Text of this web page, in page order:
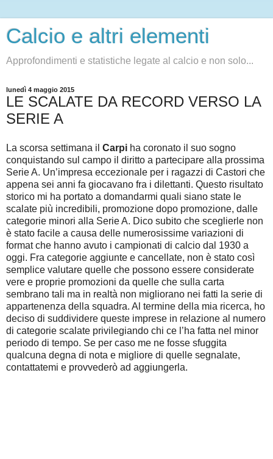
Calcio e altri elementi
Approfondimenti e statistiche legate al calcio e non solo...
lunedì 4 maggio 2015
LE SCALATE DA RECORD VERSO LA
SERIE A
La scorsa settimana il Carpi ha coronato il suo sogno
conquistando sul campo il diritto a partecipare alla prossima
Serie A. Un’impresa eccezionale per i ragazzi di Castori che
appena sei anni fa giocavano fra i dilettanti. Questo risultato
storico mi ha portato a domandarmi quali siano state le
scalate più incredibili, promozione dopo promozione, dalle
categorie minori alla Serie A. Dico subito che sceglierle non
è stato facile a causa delle numerosissime variazioni di
format che hanno avuto i campionati di calcio dal 1930 a
oggi. Fra categorie aggiunte e cancellate, non è stato così
semplice valutare quelle che possono essere considerate
vere e proprie promozioni da quelle che sulla carta
sembrano tali ma in realtà non migliorano nei fatti la serie di
appartenenza della squadra. Al termine della mia ricerca, ho
deciso di suddividere queste imprese in relazione al numero
di categorie scalate privilegiando chi ce l’ha fatta nel minor
periodo di tempo. Se per caso me ne fosse sfuggita
qualcuna degna di nota e migliore di quelle segnalate,
contattatemi e provvederò ad aggiungerla.